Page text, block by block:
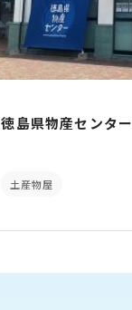
徳島県物産センター
土産物屋